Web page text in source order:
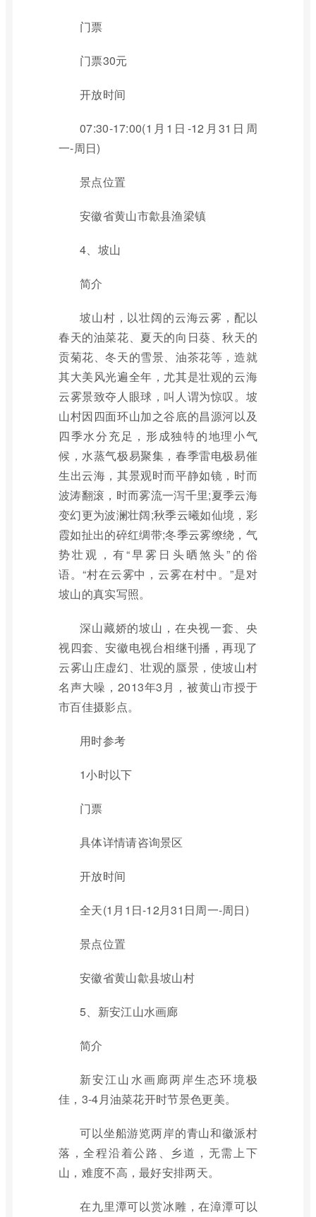
门票
门票30元
开放时间
07:30-17:00(1月1日-12月31日周
一-周日)
景点位置
安徽省黄山市歙县渔梁镇
4、坡山
简介
坡山村，以壮阔的云海云雾，配以
春天的油菜花、夏天的向日葵、秋天的
贡菊花、冬天的雪景、油茶花等，造就
其大美风光遍全年，尤其是壮观的云海
云雾景致夺人眼球，叫人谓为惊叹。坡
山村因四面环山加之谷底的昌源河以及
四季水分充足，形成独特的地理小气
候，水蒸气极易聚集，春季雷电极易催
生出云海，其景观时而平静如镜，时而
波涛翻滚，时而雾流一泻千里;夏季云海
变幻更为波澜壮阔;秋季云曦如仙境，彩
霞如扯出的碎红绸带;冬季云雾缭绕，气
势壮观，有“早雾日头晒煞头”的俗
语。“村在云雾中，云雾在村中。”是对
坡山的真实写照。
深山藏娇的坡山，在央视一套、央
视四套、安徽电视台相继刊播，再现了
云雾山庄虚幻、壮观的蜃景，使坡山村
名声大噪，2013年3月，被黄山市授于
市百佳摄影点。
用时参考
1小时以下
门票
具体详情请咨询景区
开放时间
全天(1月1日-12月31日周一-周日)
景点位置
安徽省黄山歙县坡山村
5、新安江山水画廊
简介
新安江山水画廊两岸生态环境极
佳，3-4月油菜花开时节景色更美。
可以坐船游览两岸的青山和徽派村
落，全程沿着公路、乡道，无需上下
山，难度不高，最好安排两天。
在九里潭可以赏冰雕，在漳潭可以